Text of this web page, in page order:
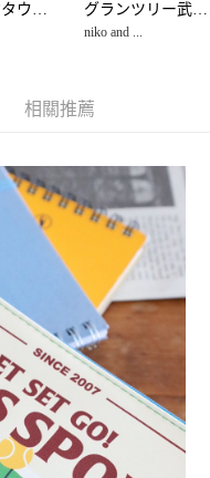
立即使用無須另外申請。
交易確認頁面所載為準。
於每月結算日後寄送繳費提
／台灣大直營門市／銀行轉
下簡稱本公司）所提供，讓
並由商店將買賣／分期付款
帳單繳交帳款。
係目的，商店將以您的個人
哥大進項蒐集、處理及利用，
認、核對及更正。
oppay.tw/userRule
的支付方式。 讓您購物簡單便
帳。
跳轉至「AFTEE先享後付」
完成結帳。
中的連結，可透過四大超商／
為交易完成。
若您需要取消訂單，請聯絡
為有效，需透過AFTEE先享
帳頁面顯示為準，若有關於
問，請聯繫「AFTEE先享後付
support/home
イオンレイクタウンmori グランツリー武蔵小杉店
niko and ...
相關推薦